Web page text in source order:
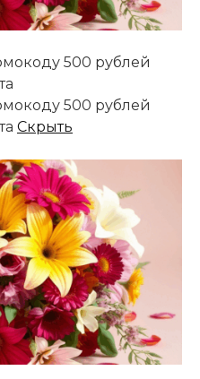
500 рублей
500 рублей
Скрыть